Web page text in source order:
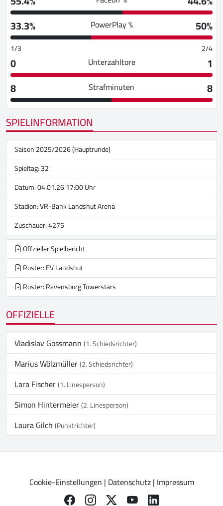
33.3%
PowerPlay % 50%
1/3 2/4
0 Unterzahltore
1
8
Strafminuten
8
SPIELINFORMATION
Saison 2025/2026 (Hauptrunde)
Spieltag: 32
Datum: 04.01.26 17:00 Uhr
Stadion:VR-Bank Landshut Arena
Zuschauer: 4275
Offzieller Spielbericht
Roster: EV Landshut
Roster: Ravensburg Towerstars
OFFIZIELLE
Vladislav Gossmann(1. Schiedsrichter)
Marius Wölzmüller(2. Schiedsrichter)
Lara Fischer(1. Linesperson)
Simon Hintermeier(2. Linesperson)
Laura Gilch(Punktrichter)
Cookie-Einstellungen | Datenschutz| Impressum